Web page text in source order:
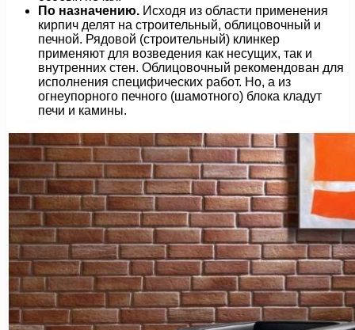
По назначению. Исходя из области применения
кирпич делят на строительный, облицовочный и
печной. Рядовой (строительный) клинкер
применяют для возведения как несущих, так и
внутренних стен. Облицовочный рекомендован для
исполнения специфических работ. Но, а из
огнеупорного печного (шамотного) блока кладут
печи и камины.